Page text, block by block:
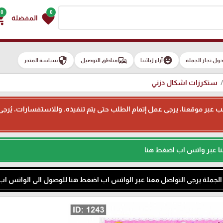
0
favorite المفضلة
0
تجار الجملة emoji_emotionsآراء زبائننا commuteمناطق التوصيل securityسياسة المتجر
ستكرزات اشكال دزني
طلب عبر موقعنا، يرجى عمل إتمام الطلب حتى يتم تنفيذه. وللاستفسارات،
عبر واتس اب اضغط هنا
الجملة يرجى التواصل معنا عبر الواتس اب اضغط هنا للوصول الى الواتس